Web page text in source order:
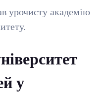
урочисту академію
у